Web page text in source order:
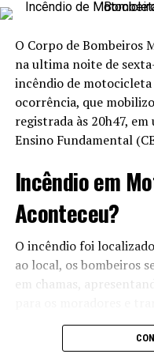
desenvolvido no
Durante a imersão, os
conteúdos voltados
Dois primeiros
humanização de
Técnicas
Comunicação
Manejo
Ressocialização
mercado
O Corpo de Bombeiros
na ultima noite de
incêndio de motocicleta
ocorrência, que
registrada às 20h47,
Ensino Fundamental
Incêndio em
Aconteceu?
O incêndio foi
ao local, os bombeiros
em chamas,
A Ação Rápida